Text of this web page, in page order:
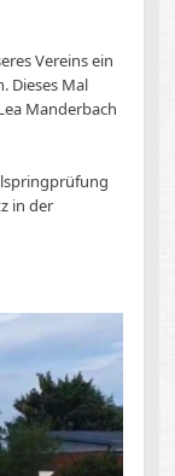
Vereins ein
Dieses Mal
Manderbach
in der